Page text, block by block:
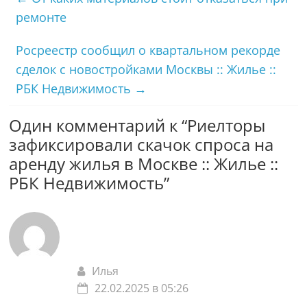
ремонте
Росреестр сообщил о квартальном рекорде
сделок с новостройками Москвы :: Жилье ::
РБК Недвижимость →
Один комментарий к “Риелторы
зафиксировали скачок спроса на
аренду жилья в Москве :: Жилье ::
РБК Недвижимость”
Илья
22.02.2025 в 05:26